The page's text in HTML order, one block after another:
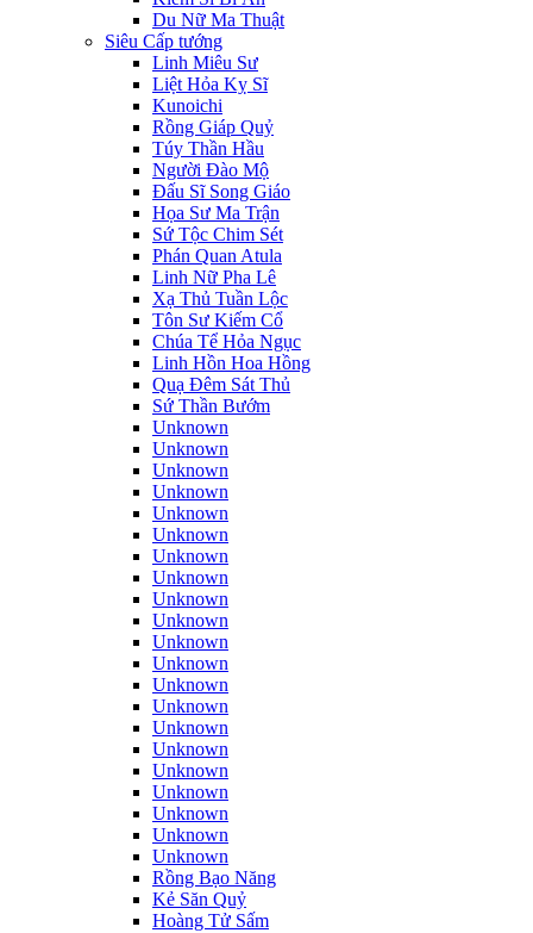
Du Nữ Ma Thuật
Siêu Cấp tướng
Linh Miêu Sư
Liệt Hỏa Kỵ Sĩ
Kunoichi
Rồng Giáp Quỷ
Túy Thần Hầu
Người Đào Mộ
Đấu Sĩ Song Giáo
Họa Sư Ma Trận
Sứ Tộc Chim Sét
Phán Quan Atula
Linh Nữ Pha Lê
Xạ Thủ Tuần Lộc
Tôn Sư Kiếm Cổ
Chúa Tể Hỏa Ngục
Linh Hồn Hoa Hồng
Quạ Đêm Sát Thủ
Sứ Thần Bướm
Unknown
Unknown
Unknown
Unknown
Unknown
Unknown
Unknown
Unknown
Unknown
Unknown
Unknown
Unknown
Unknown
Unknown
Unknown
Unknown
Unknown
Unknown
Unknown
Unknown
Unknown
Rồng Bạo Năng
Kẻ Săn Quỷ
Hoàng Tử Sấm